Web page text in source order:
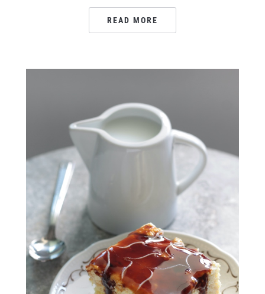
READ MORE